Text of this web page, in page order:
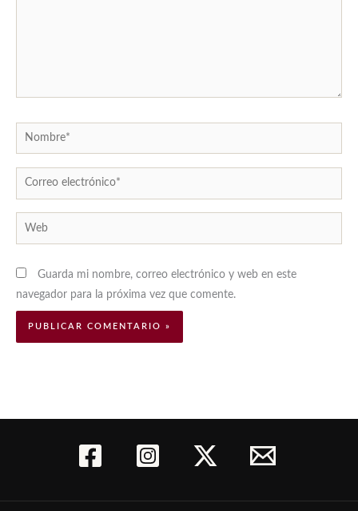
Nombre*
Correo
electrónico*
Web
Guarda mi nombre, correo electrónico y web en este
navegador para la próxima vez que comente.